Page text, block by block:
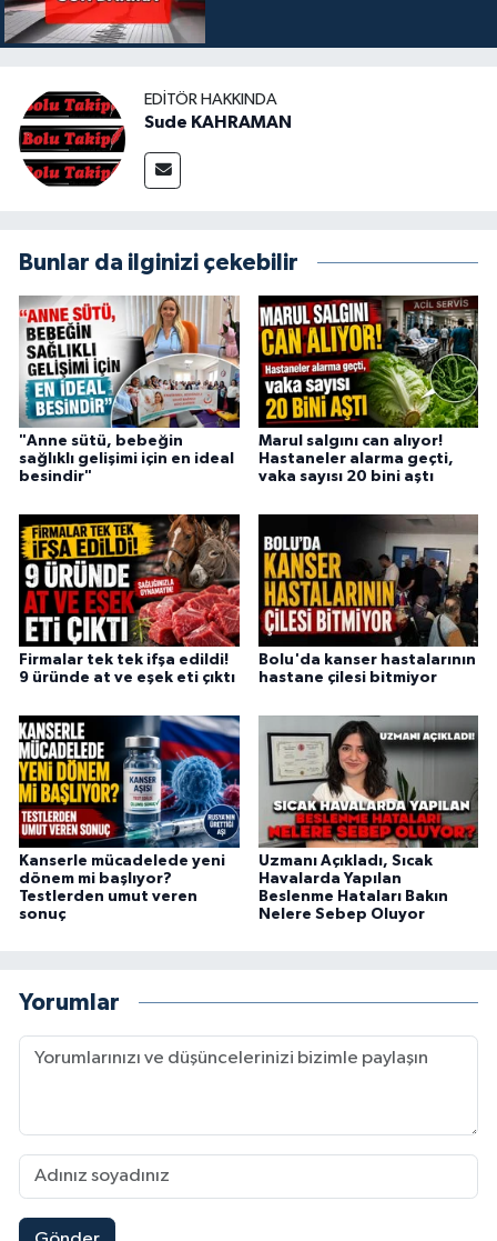
EDITÖR HAKKINDA
Sude KAHRAMAN
Bunlar da ilginizi çekebilir
"Anne sütü, bebeğin
sağlıklı gelişimi için en ideal
besindir"
Marul salgını can alıyor!
Hastaneler alarma geçti,
vaka sayısı 20 bini aştı
Firmalar tek tek ifşa edildi!
9 üründe at ve eşek eti çıktı
Bolu'da kanser hastalarının
hastane çilesi bitmiyor
Kanserle mücadelede yeni
dönem mi başlıyor?
Testlerden umut veren
sonuç
Uzmanı Açıkladı, Sıcak
Havalarda Yapılan
Beslenme Hataları Bakın
Nelere Sebep Oluyor
Yorumlar